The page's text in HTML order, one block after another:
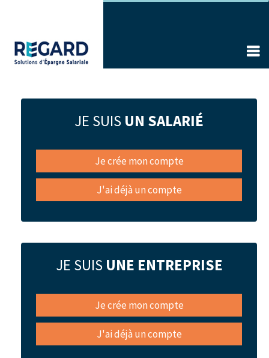
JE SUIS UN SALARIÉ
Je crée mon compte
J'ai déjà un compte
JE SUIS UNE ENTREPRISE
Je crée mon compte
J'ai déjà un compte